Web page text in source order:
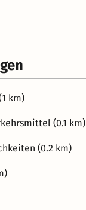
km)
(0.1 km)
(0.2 km)